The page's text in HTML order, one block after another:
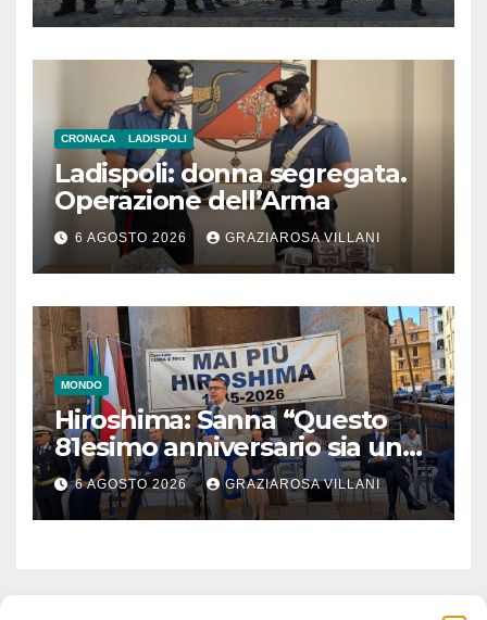
CRONACA LADISPOLI
Ladispoli: donna segregata.
Operazione dell’Arma
6 AGOSTO 2026 GRAZIAROSA VILLANI
MONDO
Hiroshima: Sanna “Questo
81esimo anniversario sia un
monito per tutti”
6 AGOSTO 2026 GRAZIAROSA VILLANI